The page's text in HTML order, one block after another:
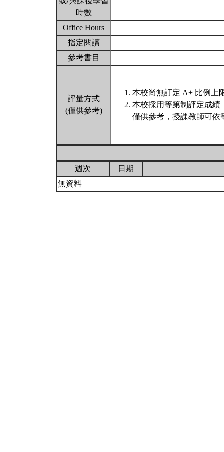
時數
Office Hours
指定閱讀
參考書目
評量方式
(僅供參考)
本校尚無訂定 A+ 比例上
本校採用等第制評定成績
僅供參考，授課教師可依
週次
日期
無資料